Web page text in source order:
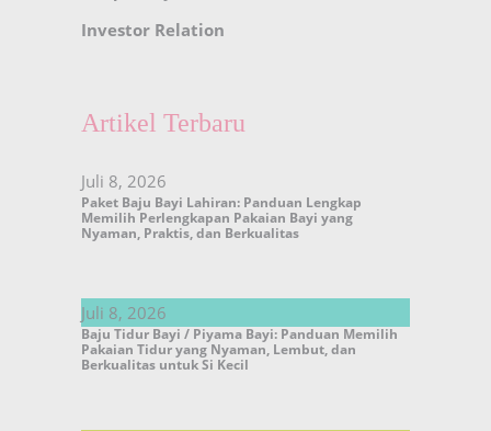
Investor Relation
Artikel Terbaru
Juli 8, 2026
Paket Baju Bayi Lahiran: Panduan Lengkap
Memilih Perlengkapan Pakaian Bayi yang
Nyaman, Praktis, dan Berkualitas
Juli 8, 2026
Baju Tidur Bayi / Piyama Bayi: Panduan Memilih
Pakaian Tidur yang Nyaman, Lembut, dan
Berkualitas untuk Si Kecil